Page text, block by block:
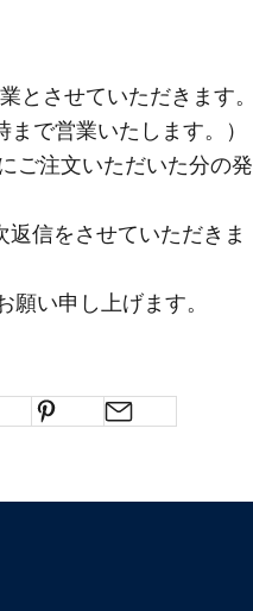
とさせていただきます。
で営業いたします。）
ご注文いただいた分の発
信をさせていただきま
い申し上げます。